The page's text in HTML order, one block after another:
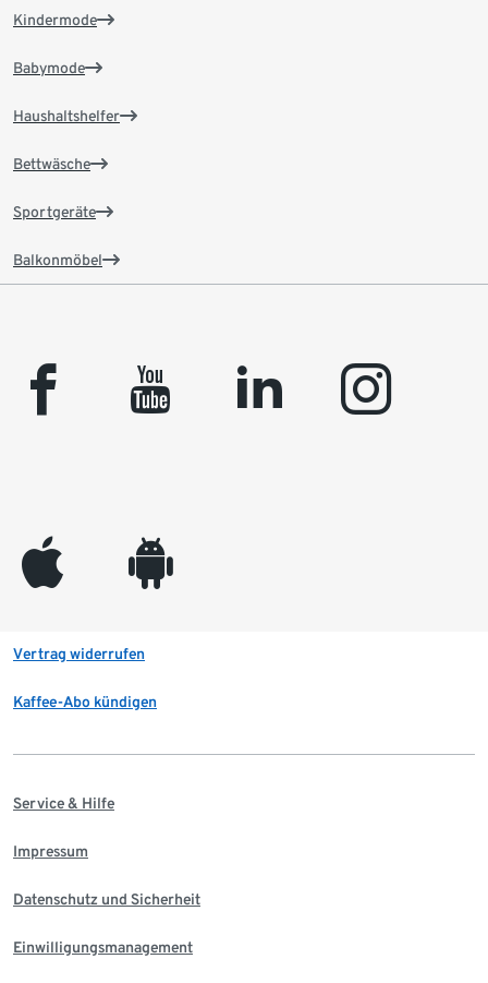
Kindermode
Babymode
Haushaltshelfer
Bettwäsche
Sportgeräte
Balkonmöbel
facebook youtube linkedin instagram
appleinc android
Vertrag widerrufen
Kaffee-Abo kündigen
Service & Hilfe
Impressum
Datenschutz und Sicherheit
Einwilligungsmanagement